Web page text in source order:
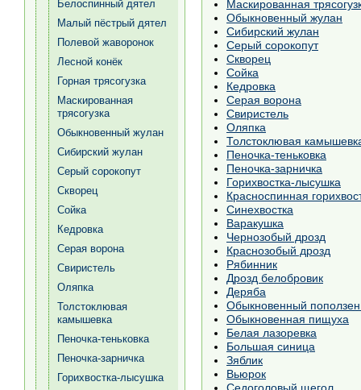
Маскированная
Обыкновенный жулан
Сибирский жулан
Серый сорокопут
Скворец
Сойка
Кедровка
Серая ворона
Свиристель
Оляпка
Толстоклювая
Пеночка-теньковка
Пеночка-зарничка
Горихвостка-лысушка
Красноспинная
Синехвостка
Варакушка
Чернозобый дрозд
Краснозобый дрозд
Рябинник
Дрозд белобровик
Деряба
Обыкновенный
Обыкновенная пищуха
Белая лазоревка
Большая синица
Зяблик
Вьюрок
Седоголовый щегол
Белоспинный дятел
Малый пёстрый дятел
Полевой жаворонок
Лесной конёк
Горная трясогузка
Маскированная
трясогузка
Обыкновенный жулан
Сибирский жулан
Серый сорокопут
Скворец
Сойка
Кедровка
Серая ворона
Свиристель
Оляпка
Толстоклювая
камышевка
Пеночка-теньковка
Пеночка-зарничка
Горихвостка-лысушка